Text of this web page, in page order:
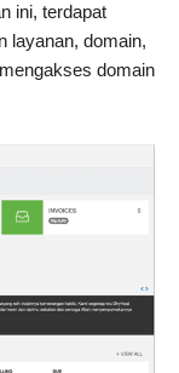
ini, terdapat
layanan, domain,
domain